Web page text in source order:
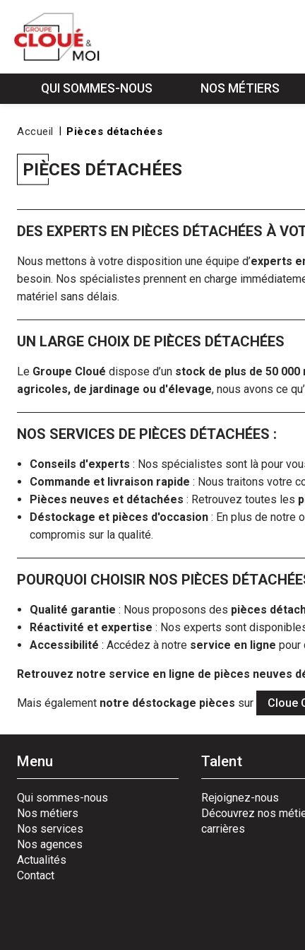
QUI SOMMES-NOUS NOS MÉTIERS
Accueil Pièces détachées
PIÈCES DÉTACHÉES
DES EXPERTS EN PIÈCES DÉTACHÉES À
Nous mettons à votre disposition une équipe d’experts
besoin. Nos spécialistes prennent en charge
matériel sans délais.
UN LARGE CHOIX DE PIÈCES DÉTACHÉES
Le Groupe Cloué dispose d’un stock de plus de 50
agricoles, de jardinage ou d'élevage, nous avons ce
NOS SERVICES DE PIÈCES DÉTACHÉES :
Conseils d'experts : Nos spécialistes sont là pour
Commande et livraison rapide : Nous traitons votre
Pièces neuves et détachées : Retrouvez toutes les
Déstockage et pièces d'occasion : En plus de notre
compromis sur la qualité.
POURQUOI CHOISIR NOS PIÈCES
Qualité garantie : Nous proposons des pièces
Réactivité et expertise : Nos experts sont
Accessibilité : Accédez à notre service en ligne pour
Retrouvez notre service en ligne de pièces neuves
Mais également notre déstockage pièces sur Cloue
Menu
Qui sommes-nous
Nos métiers
Nos services
Nos agences
Actualités
Contact
Talent
Rejoignez-nous
Découvrez nos
carrières